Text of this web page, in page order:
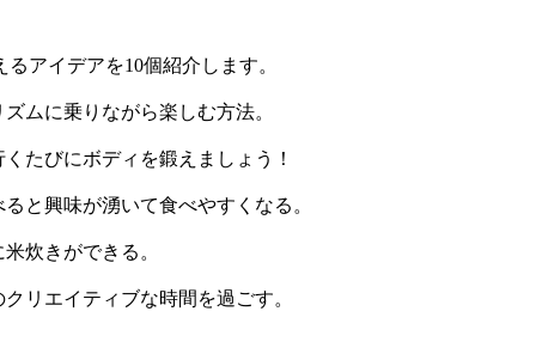
アイデアを10個紹介します。
ムに乗りながら楽しむ方法。
たびにボディを鍛えましょう！
と興味が湧いて食べやすくなる。
炊きができる。
リエイティブな時間を過ごす。